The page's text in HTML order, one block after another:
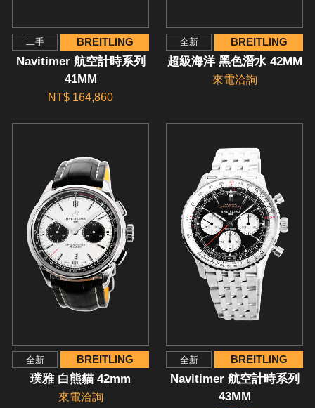
二手 BREITLING
Navitimer 航空計時系列
41MM
NT$ 164,860
全新 BREITLING
超級海洋 黑色潛水 42MM
來電洽詢
全新 BREITLING
璞雅 白熊貓 42mm
來電洽詢
全新 BREITLING
Navitimer 航空計時系列
43MM